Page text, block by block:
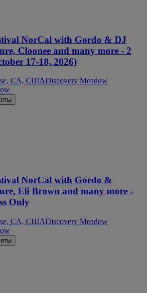
NorCal with Gordo & DJ
Cloonee and many more - 2
17-18, 2026)
CA, СШАDiscovery Meadow
NorCal with Gordo &
Eli Brown and many more -
Only
CA, СШАDiscovery Meadow